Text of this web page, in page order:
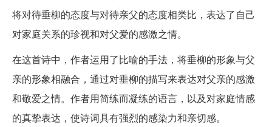
将对待垂柳的态度与对待亲父的态度相类比，表达了自己
对家庭关系的珍视和对父爱的感激之情。
在这首诗中，作者运用了比喻的手法，将垂柳的形象与父
亲的形象相融合，通过对垂柳的描写来表达对父亲的感激
和敬爱之情。作者用简练而凝练的语言，以及对家庭情感
的真挚表达，使诗词具有强烈的感染力和亲切感。